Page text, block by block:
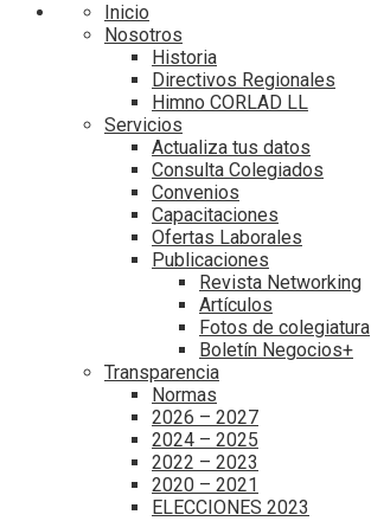
Inicio
Nosotros
Historia
Directivos Regionales
Himno CORLAD LL
Servicios
Actualiza tus datos
Consulta Colegiados
Convenios
Capacitaciones
Ofertas Laborales
Publicaciones
Revista Networking
Artículos
Fotos de colegiatura
Boletín Negocios+
Transparencia
Normas
2026 – 2027
2024 – 2025
2022 – 2023
2020 – 2021
ELECCIONES 2023